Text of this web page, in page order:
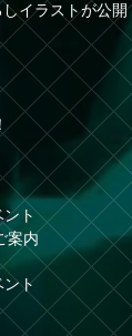
イラストが公開
ント
案内
ント